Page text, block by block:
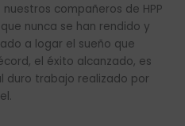
compañeros de HPP
nunca se han rendido y
a logar el sueño que
el éxito alcanzado, es
duro trabajo realizado por